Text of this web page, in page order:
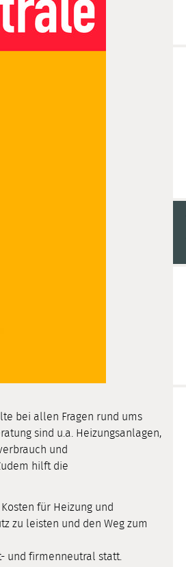
bei allen Fragen rund ums
sind u.a. Heizungsanlagen,
und
hilft die
für Heizung und
zu leisten und den Weg zum
und firmenneutral statt.